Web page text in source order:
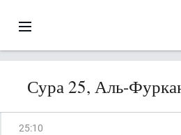
Сура 25, Аль-
25:10